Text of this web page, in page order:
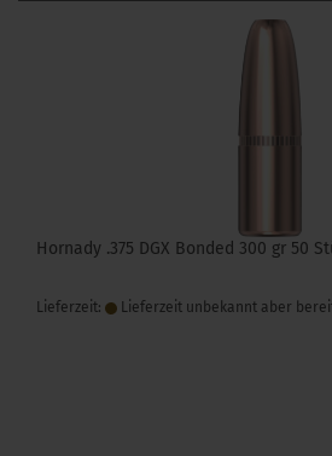
Hornady .375 DGX Bonded 300 gr 50
Lieferzeit: Lieferzeit unbekannt aber